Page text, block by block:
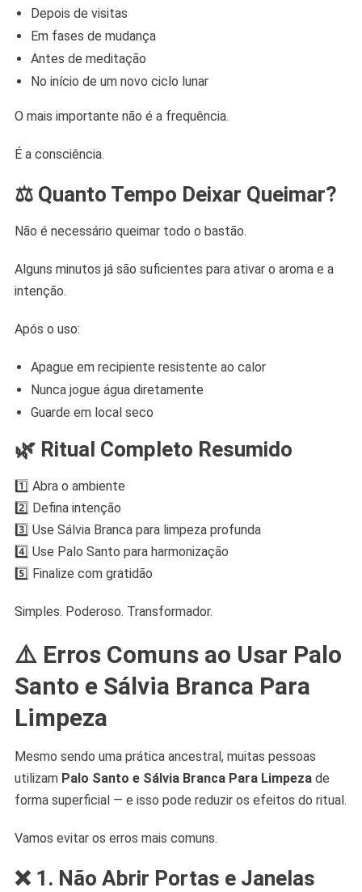
Depois de visitas
Em fases de mudança
Antes de meditação
No início de um novo ciclo lunar
O mais importante não é a frequência.
É a consciência.
⚖️ Quanto Tempo Deixar Queimar?
Não é necessário queimar todo o bastão.
Alguns minutos já são suficientes para ativar o aroma e a
intenção.
Após o uso:
Apague em recipiente resistente ao calor
Nunca jogue água diretamente
Guarde em local seco
🌿 Ritual Completo Resumido
1️⃣ Abra o ambiente
2️⃣ Defina intenção
3️⃣ Use Sálvia Branca para limpeza profunda
4️⃣ Use Palo Santo para harmonização
5️⃣ Finalize com gratidão
Simples. Poderoso. Transformador.
⚠️ Erros Comuns ao Usar Palo
Santo e Sálvia Branca Para
Limpeza
Mesmo sendo uma prática ancestral, muitas pessoas
utilizam Palo Santo e Sálvia Branca Para Limpezade
forma superficial — e isso pode reduzir os efeitos do ritual.
Vamos evitar os erros mais comuns.
❌ 1. Não Abrir Portas e Janelas